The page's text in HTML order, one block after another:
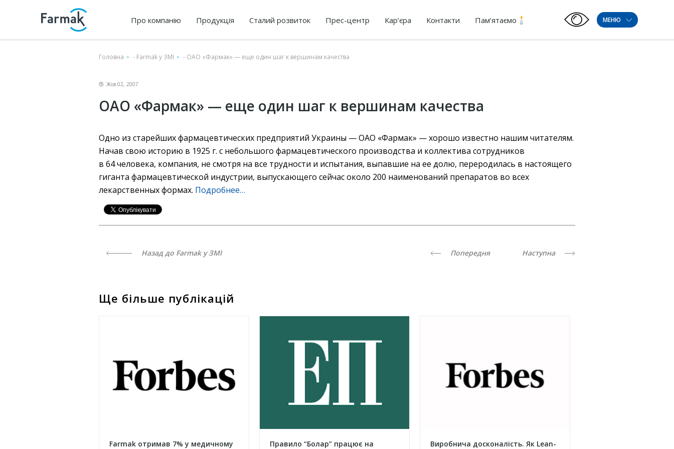
Про компанію Продукція Сталий розвиток Прес-центр Кар’єра Контакти Пам’ятаємо МЕНЮ
Головна - Farmak у ЗМІ - ОАО «Фармак» — еще один шаг к вершинам качества
Жов 02, 2007
ОАО «Фармак» — еще один шаг к вершинам качества
Одно из старейших фармацевтических предприятий Украины — ОАО «Фармак» — хорошо известно нашим читателям.
Начав свою историю в 1925 г. с небольшого фармацевтического производства и коллектива сотрудников
в 64 человека, компания, не смотря на все трудности и испытания, выпавшие на ее долю, переродилась в настоящего
гиганта фармацевтической индустрии, выпускающего сейчас около 200 наименований препаратов во всех
лекарственных формах. Подробнее…
Назад до Farmak у ЗМІ Попередня Наступна
Ще більше публікацій
Farmak отримав 7% у медичному
Правило “Болар” працює на
Виробнича досконалість. Як Lean-